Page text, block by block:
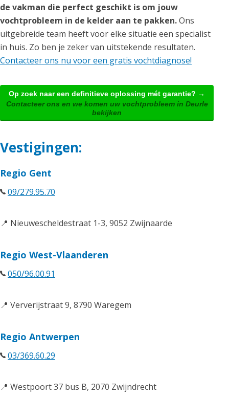
de vakman die perfect geschikt is om jouw
vochtprobleem in de kelder aan te pakken.Ons
uitgebreide team heeft voor elke situatie een specialist
in huis. Zo ben je zeker van uitstekende resultaten.
Contacteer ons nu voor een gratis vochtdiagnose!
Op zoek naar een definitieve oplossing mét garantie? →
Contacteer ons en we komen uw vochtprobleem in Deurle
bekijken
Vestigingen:
Regio Gent
09/279.95.70
📍 Nieuwescheldestraat 1-3, 9052 Zwijnaarde
Regio West-Vlaanderen
050/96.00.91
📍 Ververijstraat 9, 8790 Waregem
Regio Antwerpen
03/369.60.29
📍 Westpoort 37 bus B, 2070 Zwijndrecht